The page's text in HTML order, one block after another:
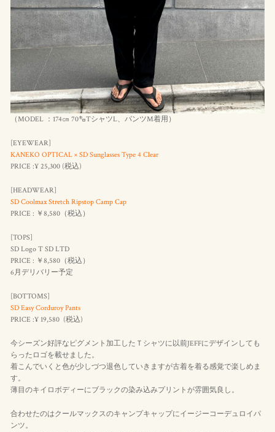
（MODEL ：174㎝ 70㌔TシャツL、パンツM着用）
[EYEWEAR]
KANEKO OPTICAL × SD Sunglasses Type 4 Clear
PRICE :¥ 25,300 (税込)
[HEADWEAR]
SD Coolmax Stretch Ripstop Camp Cap
PRICE : ￥8,580（税込 ）
[TOPS]
SD Logo T SD LTD
PRICE : ￥8,580（税込 ）
6月デリバリー予定
[BOTTOMS]
SD Easy Corduroy Pants
PRICE :¥ 19,580 (税込)
今シーズン好評なピグメント加工したＴシャツに以前JEFFにデザインしても
らったロゴを載せました。
着こんでいくと色が少しづつ退色していきますが古着を着る感覚で楽しめま
す。
薄目のキイロボディーにブラックの染み込みプリントが雰囲気良し。
合わせたのはクールマックスのキャンプキャップにイージーコーデュロイパ
ンツ。